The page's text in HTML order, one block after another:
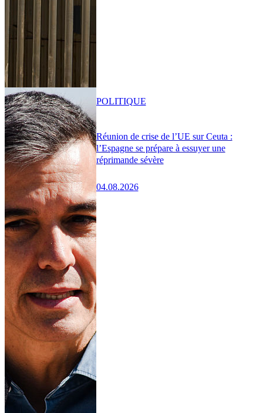
Réunion de crise de l’UE sur Ceuta :
l’Espagne se prépare à essuyer une
réprimande sévère
04.08.2026
POLITIQUE